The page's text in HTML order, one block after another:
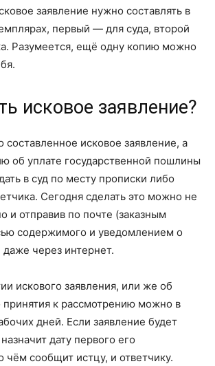
заявление нужно составлять в
первый — для суда, второй
Разумеется, ещё одну копию можно
исковое заявление?
составленное исковое заявление, а
об уплате государственной пошлины
в суд по месту прописки либо
Сегодня сделать это можно не
и отправив по почте (заказным
содержимого и уведомлением о
через интернет.
искового заявления, или же об
принятия к рассмотрению можно в
дней. Если заявление будет
дату первого его
чём сообщит истцу, и ответчику.